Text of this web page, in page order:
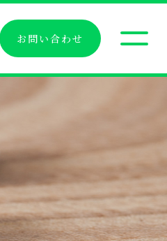
お問い合わせ